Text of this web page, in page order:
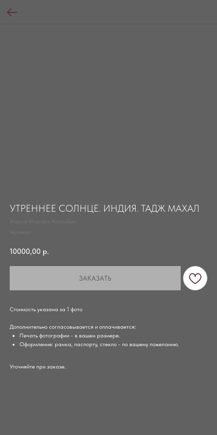
УТРЕННЕЕ СОЛНЦЕ. ИНДИЯ. ТАДЖ МАХАЛ
10000,00 р.
ЗАКАЗАТЬ
Стоимость указана за 1 фото
Дополнительно согласовывается и оплачивается:
Печать фотографии - в вашем размере.
Оформление: рамка, паспорту, стекло - по вашему пожеланию.
Уточняйте при заказе.